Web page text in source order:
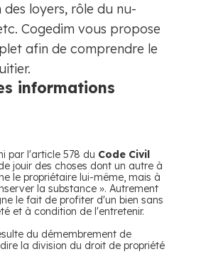
loyers, rôle du nu-
Cogedim vous propose
afin de comprendre le
informations
par l'article 578 du Code Civil
jouir des choses dont un autre à
le propriétaire lui-même, mais à
la substance ». Autrement
le fait de profiter d'un bien sans
et à condition de l'entretenir.
du démembrement de
la division du droit de propriété